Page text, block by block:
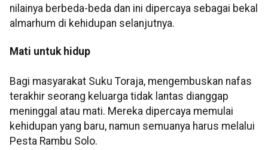
nilainya berbeda-beda dan ini dipercaya sebagai bekal
almarhum di kehidupan selanjutnya.
Mati untuk hidup
Bagi masyarakat Suku Toraja, mengembuskan nafas
terakhir seorang keluarga tidak lantas dianggap
meninggal atau mati. Mereka dipercaya memulai
kehidupan yang baru, namun semuanya harus melalui
Pesta Rambu Solo.